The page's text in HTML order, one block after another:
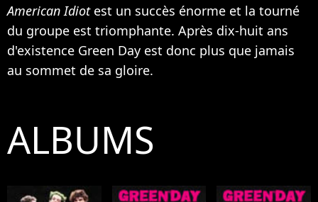
American Idiotest un succès énorme et la tourné
du groupe est triomphante. Après dix-huit ans
d'existence Green Day est donc plus que jamais
au sommet de sa gloire.
ALBUMS